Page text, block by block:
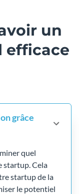
un
efficace
grâce
quel
startup. Cela
startup de la
le potentiel